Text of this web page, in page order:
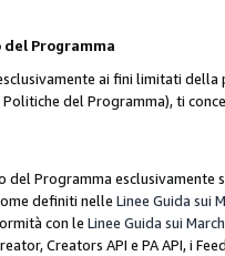
Programma
ai fini limitati
del Programma), ti
del Programma esclusivamente
definiti nelle Linee Guida sui
con le Linee Guida sui March
Creators API e PA API, i